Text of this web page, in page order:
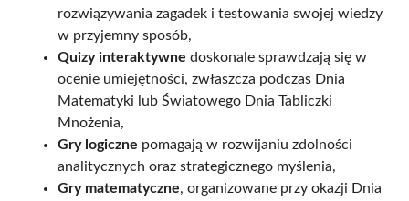
rozwiązywania zagadek i testowania swojej wiedzy
w przyjemny sposób,
Quizy interaktywne doskonale sprawdzają się w
ocenie umiejętności, zwłaszcza podczas Dnia
Matematyki lub Światowego Dnia Tabliczki
Mnożenia,
Gry logiczne pomagają w rozwijaniu zdolności
analitycznych oraz strategicznego myślenia,
Gry matematyczne, organizowane przy okazji Dnia